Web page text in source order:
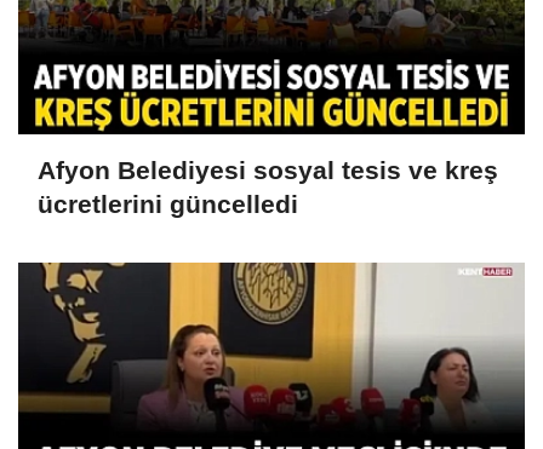
Afyon Belediyesi sosyal tesis ve kreş
ücretlerini güncelledi